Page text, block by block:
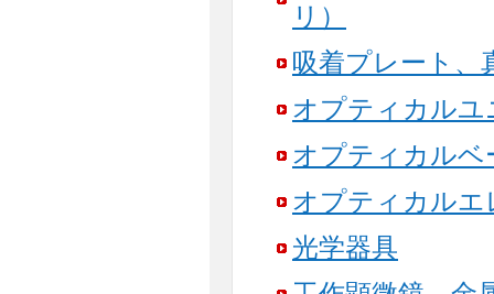
リ）
吸着プレート、
オプティカルユ
オプティカル
オプティカルエ
光学器具